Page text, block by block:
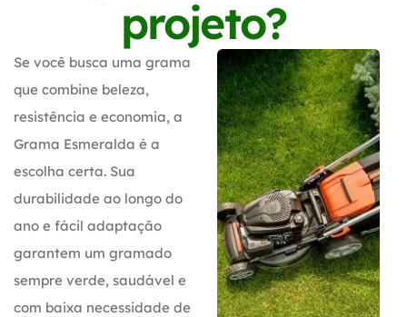
projeto?
Se você busca uma grama
que combine beleza,
resistência e economia, a
Grama Esmeralda é a
escolha certa. Sua
durabilidade ao longo do
ano e fácil adaptação
garantem um gramado
sempre verde, saudável e
com baixa necessidade de